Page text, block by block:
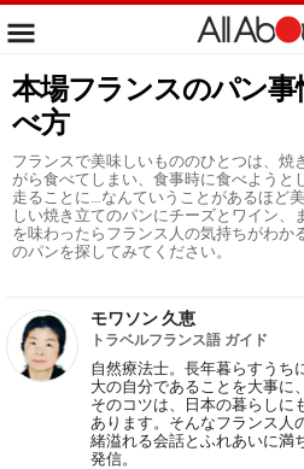
本場フランスのパン
べ方
フランスで美味しいもののひとつは、焼
がら食べてしまい、食事時に食べようと
走ることに…なんていうことがあるほど
しい焼き立てのパンにチーズとワイン、
を味わったらフランス人の気持ちがわか
のパンを探してみてください。
モワソン 久恵
トラベルフランス語 ガイド
自然療法士。長年暮らすうち
大の自分であることを大事に
そのコツは、日本の暮らしに
あります。そんなフランス人
緒溢れる会話とふれあいに満
発信。